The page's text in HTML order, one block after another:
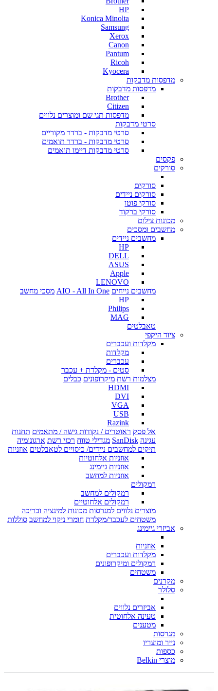
HP
Konica Minolta
Samsung
Xerox
Canon
Pantum
Ricoh
Kyocera
מדפסות מדבקות
מדפסות מדבקות
Brother
Citizen
מדפסות תגי שם ומוצרים נלווים
סרטי מדבקות
סרטי מדבקות - ברדר מקוריים
סרטי מדבקות - ברדר תואמים
סרטי מדבקות דיימו תואמים
פקסים
סורקים
סורקים
סורקים ניידים
סורקי פוטו
סורקי ברקוד
מכונות צילום
מחשבים ומסכים
מחשבים ניידים
HP
DELL
ASUS
Apple
LENOVO
מחשבים נייחים AIO - All In One מסכי מחשב
HP
Philips
MAG
טאבלטים
ציוד היקפי
מקלדות ועכברים
מקלדות
עכברים
סטים - מקלדת + עכבר
מצלמות רשת מיקרופונים כבלים
HDMI
DVI
VGA
USB
Razink
אל פסק ראוטרים / נקודות גישה / מתאמים תחנות
עגינה SanDisk מגדילי טווח רכזי רשת ארגונומיה
תיקים למחשבים ניידים/ כיסויים לטאבלטים אוזניות
אוזניות אלחוטיות
אוזניות גיימינג
אוזניות למחשב
רמקולים
רמקולים למחשב
רמקולים אלחוטיים
מוצרים נלווים למגרסות מכונות למינציה וכריכה
משטחים לעכבר/מקלדת חומרי ניקוי למחשב סוללות
אביזרי גיימינג
אוזניות
מקלדות ועכברים
רמקולים ומיקרופונים
משטחים
מקרנים
סלולר
אביזרים נלווים
טעינה אלחוטית
מטענים
מגרסות
נייר ומוצריו
כספות
מוצרי Belkin